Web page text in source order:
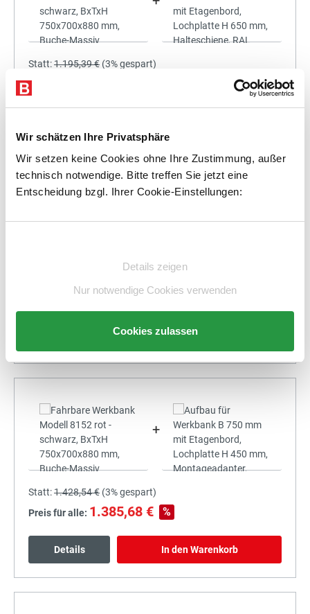
Wir schätzen Ihre Privatsphäre
Wir setzen keine Cookies ohne Ihre Zustimmung, außer
technisch notwendige. Bitte treffen Sie jetzt eine
Entscheidung bzgl. Ihrer Cookie-Einstellungen:
Details zeigen
Nur notwendige Cookies verwenden
Cookies zulassen
Statt:1.195,39 € (3%gespart)
Preis für alle:
1.292,56 € %
In den Warenkorb
+
Statt:1.428,54 € (3%gespart)
Preis für alle: 1.385,68 € %
Details In den Warenkorb